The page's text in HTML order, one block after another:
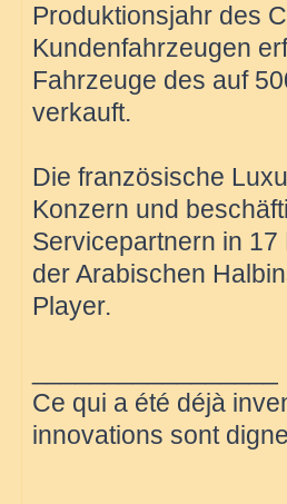
Produktionsjahr des
Kundenfahrzeugen
Fahrzeuge des auf
verkauft.
Die französische
Konzern und
Servicepartnern in
der Arabischen
Player.
Ce qui a été déjà
innovations sont